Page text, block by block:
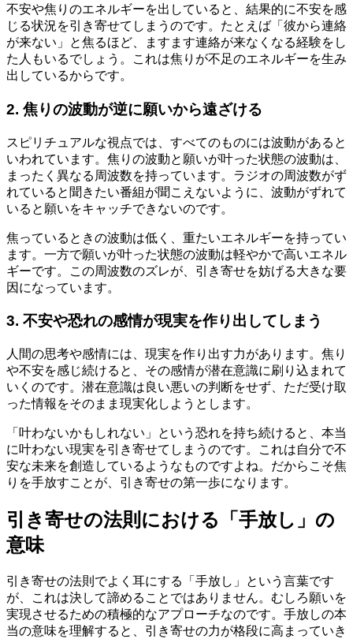
不安や焦りのエネルギーを出していると、結果的に不安を感
じる状況を引き寄せてしまうのです。たとえば「彼から連絡
が来ない」と焦るほど、ますます連絡が来なくなる経験をし
た人もいるでしょう。これは焦りが不足のエネルギーを生み
出しているからです。
2. 焦りの波動が逆に願いから遠ざける
スピリチュアルな視点では、すべてのものには波動があると
いわれています。焦りの波動と願いが叶った状態の波動は、
まったく異なる周波数を持っています。ラジオの周波数がず
れていると聞きたい番組が聞こえないように、波動がずれて
いると願いをキャッチできないのです。
焦っているときの波動は低く、重たいエネルギーを持ってい
ます。一方で願いが叶った状態の波動は軽やかで高いエネル
ギーです。この周波数のズレが、引き寄せを妨げる大きな要
因になっています。
3. 不安や恐れの感情が現実を作り出してしまう
人間の思考や感情には、現実を作り出す力があります。焦り
や不安を感じ続けると、その感情が潜在意識に刷り込まれて
いくのです。潜在意識は良い悪いの判断をせず、ただ受け取
った情報をそのまま現実化しようとします。
「叶わないかもしれない」という恐れを持ち続けると、本当
に叶わない現実を引き寄せてしまうのです。これは自分で不
安な未来を創造しているようなものですよね。だからこそ焦
りを手放すことが、引き寄せの第一歩になります。
引き寄せの法則における「手放し」の
意味
引き寄せの法則でよく耳にする「手放し」という言葉です
が、これは決して諦めることではありません。むしろ願いを
実現させるための積極的なアプローチなのです。手放しの本
当の意味を理解すると、引き寄せの力が格段に高まっていき